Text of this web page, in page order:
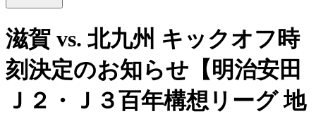
滋賀 vs. 北九州 キックオフ時
刻決定のお知らせ【明治安田
Ｊ２・Ｊ３百年構想リーグ 地